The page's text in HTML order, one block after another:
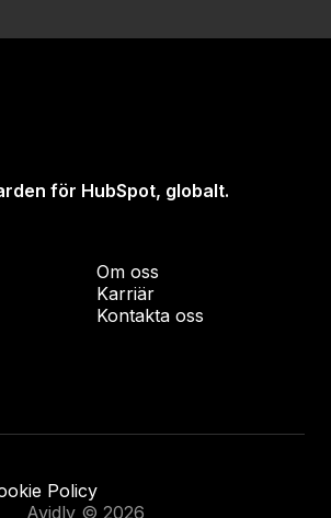
för HubSpot, globalt.
Om oss
Karriär
Kontakta oss
Policy
Avidly © 2026